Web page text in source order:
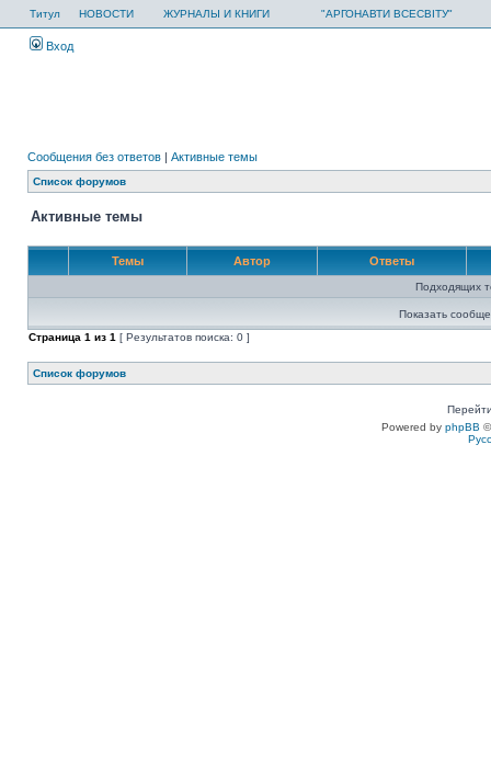
Титул НОВОСТИ ЖУРНАЛЫ И КНИГИ "АРГОНАВТИ ВСЕСВІТУ"
Вход
Сообщения без ответов | Активные темы
Список форумов
Активные темы
Темы Автор Ответы
Подходящих
Показать
Страница 1 из 1 [ Результатов поиска: 0 ]
Список форумов
Powered by phpBB